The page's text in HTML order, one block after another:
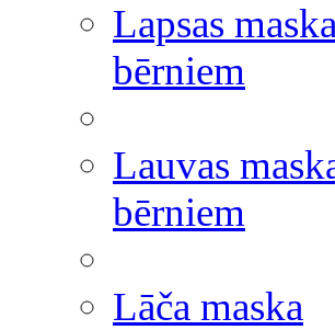
Lapsas maska
bērniem
Lauvas
bērniem
Lāča maska